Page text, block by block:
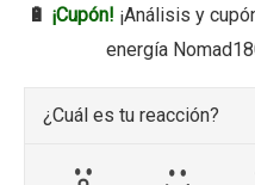
🔋 ¡Cupón! ¡Análisis y
energía
¿Cuál es tu reacción?